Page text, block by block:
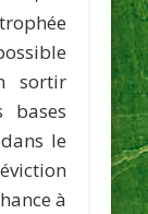
sortir
bases
le
à